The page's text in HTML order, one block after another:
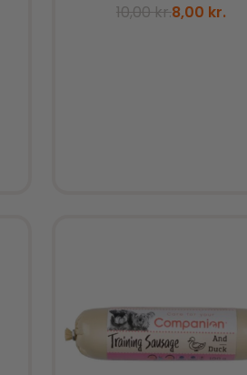
10,00kr.8,00 kr.
Tilføj til kurv